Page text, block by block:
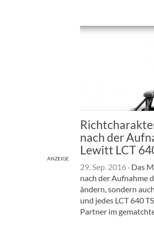
ANZEIGE
nach der
Lewitt LCT
29. Sep. 2016 ·Das
nach der Aufnahme
ändern, sondern
und jedes LCT 640
Partner im